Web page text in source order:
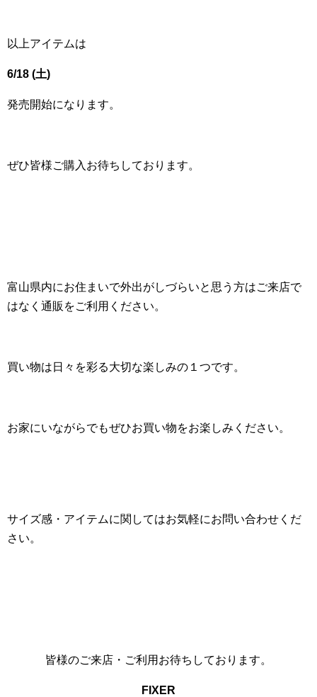
以上アイテムは
6/18 (土)
発売開始になります。
ぜひ皆様ご購入お待ちしております。
富山県内にお住まいで外出がしづらいと思う方はご来店で
はなく通販をご利用ください。
買い物は日々を彩る大切な楽しみの１つです。
お家にいながらでもぜひお買い物をお楽しみください。
サイズ感・アイテムに関してはお気軽にお問い合わせくだ
さい。
皆様のご来店・ご利用お待ちしております。
FIXER